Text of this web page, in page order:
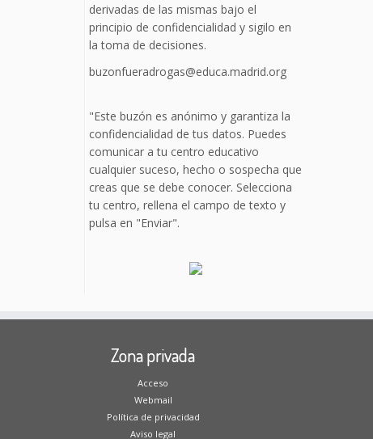
derivadas de las mismas bajo el
principio de confidencialidad y sigilo en
la toma de decisiones.
buzonfueradrogas@educa.madrid.org
"Este buzón es anónimo y garantiza la
confidencialidad de tus datos. Puedes
comunicar a tu centro educativo
cualquier suceso, hecho o sospecha que
creas que se debe conocer. Selecciona
tu centro, rellena el campo de texto y
pulsa en "Enviar".
Zona privada
Acceso
Webmail
Política de privacidad
Aviso legal